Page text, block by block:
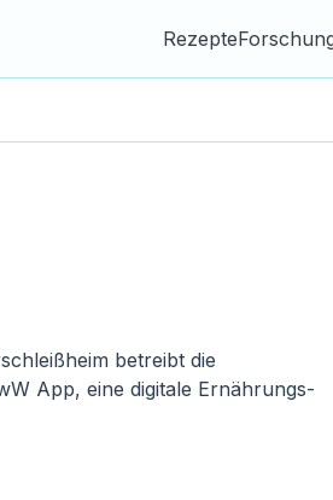
Rezepte
betreibt die
App, eine digitale Ernährungs-